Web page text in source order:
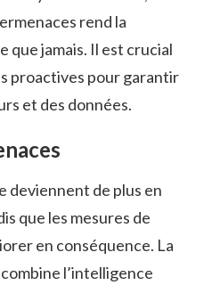
rend la
que jamais. Il est crucial
proactives pour garantir
et des données.
deviennent de plus en
que les mesures de
en conséquence. La
l’intelligence